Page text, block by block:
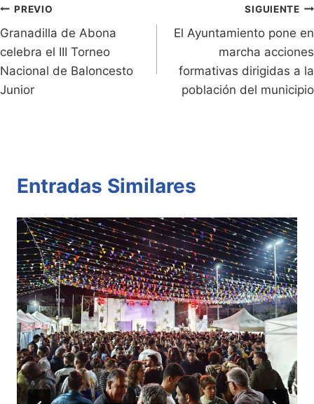
dl
y
k
p
o
Navegación
de
entradas
PREVIO
Granadilla de Abona
celebra el III Torneo
Nacional de Baloncesto
Junior
SIGUIENTE
El Ayuntamiento pone en
marcha acciones
formativas dirigidas a la
población del municipio
Entradas Similares